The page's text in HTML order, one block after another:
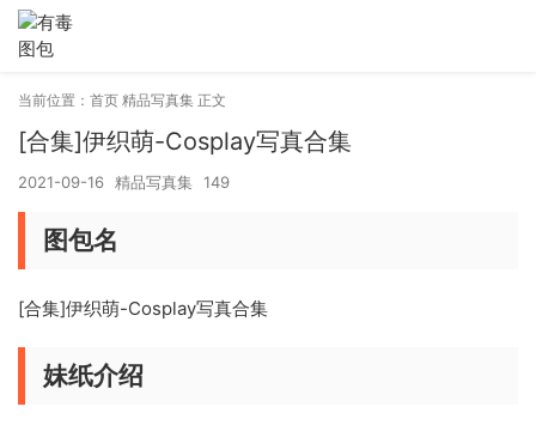
当前位置： 首页 精品写真集 正文
[合集]伊织萌-Cosplay写真合集
2021-09-16 精品写真集 149
图包名
[合集]伊织萌-Cosplay写真合集
妹纸介绍